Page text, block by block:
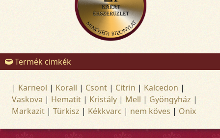
Termék cimkék
| Karneol | Korall | Csont | Citrin | Kalcedon |
Vaskova | Hematit | Kristály | Mell | Gyöngyház |
Markazit | Türkisz | Kékkvarc | nem köves | Onix